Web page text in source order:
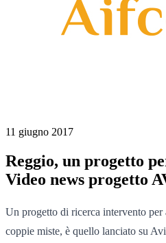
11 giugno 2017
Reggio, un progetto
Video news progetto
Un progetto di ricerca intervento
coppie miste, è quello lanciato su